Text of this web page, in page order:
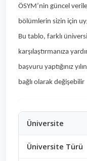
ÖSYM’nin güncel
bölümlerin sizin için
Bu tablo, farklı
karşılaştırmanıza
başvuru yaptığınız
bağlı olarak değişebilir